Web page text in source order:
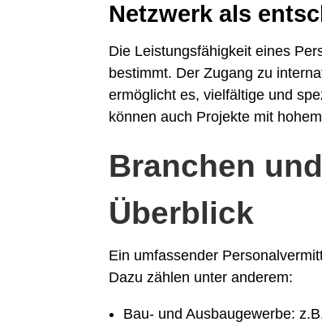
Netzwerk als
Die Leistungsfähigkeit eines
bestimmt. Der Zugang zu
ermöglicht es, vielfältige und
können auch Projekte mit
Branchen
Überblick
Ein umfassender
Dazu zählen unter anderem:
Bau- und Ausbaugewerbe: